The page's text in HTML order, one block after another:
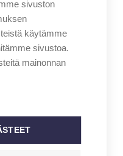
sivuston
käytämme
sivustoa.
mainonnan